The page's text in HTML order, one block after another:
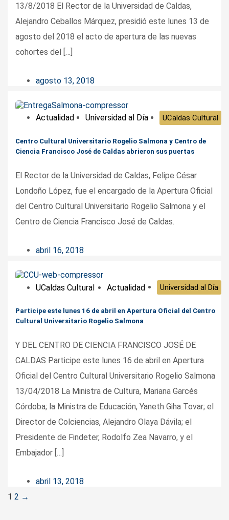
13/8/2018 El Rector de la Universidad de Caldas,
Alejandro Ceballos Márquez, presidió este lunes 13 de
agosto del 2018 el acto de apertura de las nuevas
cohortes del […]
agosto 13, 2018
Actualidad Universidad al Día UCaldas Cultural
Centro Cultural Universitario Rogelio Salmona y Centro de
Ciencia Francisco José de Caldas abrieron sus puertas
El Rector de la Universidad de Caldas, Felipe César
Londoño López, fue el encargado de la Apertura Oficial
del Centro Cultural Universitario Rogelio Salmona y el
Centro de Ciencia Francisco José de Caldas.
abril 16, 2018
UCaldas Cultural Actualidad Universidad al Día
Participe este lunes 16 de abril en Apertura Oficial del Centro
Cultural Universitario Rogelio Salmona
Y DEL CENTRO DE CIENCIA FRANCISCO JOSÉ DE
CALDAS Participe este lunes 16 de abril en Apertura
Oficial del Centro Cultural Universitario Rogelio Salmona
13/04/2018 La Ministra de Cultura, Mariana Garcés
Córdoba; la Ministra de Educación, Yaneth Giha Tovar; el
Director de Colciencias, Alejandro Olaya Dávila; el
Presidente de Findeter, Rodolfo Zea Navarro, y el
Embajador […]
abril 13, 2018
Posts
1 2 →